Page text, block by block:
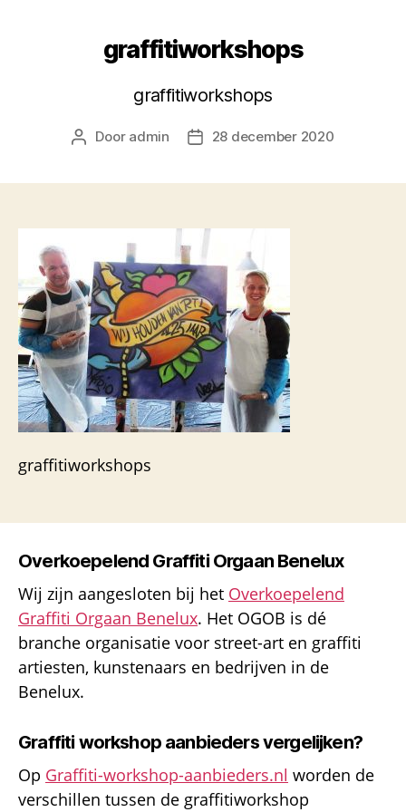
graffitiworkshops
graffitiworkshops
Berichtauteur
Door admin Berichtdatum
28 december 2020
graffitiworkshops
Overkoepelend Graffiti Orgaan Benelux
Wij zijn aangesloten bij het Overkoepelend
Graffiti Orgaan Benelux. Het OGOB is dé
branche organisatie voor street-art en graffiti
artiesten, kunstenaars en bedrijven in de
Benelux.
Graffiti workshop aanbieders vergelijken?
Op Graffiti-workshop-aanbieders.nl worden de
verschillen tussen de graffitiworkshop